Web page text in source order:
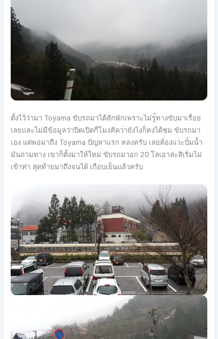
ตั้งไว้ว่ามา Toyama ขับรถมาได้สักพักเพราะไม่รู้ทางขับมาเรื่อย
เลยและไม่มีข้อมูลว่าปิดเปิดกี่โมงคิดว่ายังไงก็คงได้ชม ขับรถมา
เอง แต่พอมาถึง Toyama ปัญหาแรก หลงครับ เลยต้องแวะปั๋มน้ำ
มันถามทาง เขาก็ตั้งมาให้ใหม่ ขับรถมาอก 20 โลเอาล่ะสิเริ่มไม่
เข้าท่า สุดท้ายมาถึงจนได้ เกือบเย็นแล้วครับ